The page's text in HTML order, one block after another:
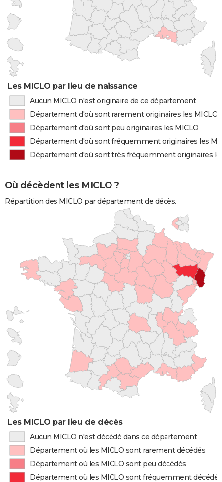
Les MICLO par lieu de naissance
Aucun MICLO n'est originaire de ce département
Département d'où sont rarement originaires les MICLO
Département d'où sont peu originaires les MICLO
Département d'où sont fréquemment originaires les
Département d'où sont très fréquemment originaires
Où décèdent les MICLO ?
Répartition des MICLO par département de décès.
Les MICLO par lieu de décès
Aucun MICLO n'est décédé dans ce département
Département où les MICLO sont rarement décédés
Département où les MICLO sont peu décédés
Département où les MICLO sont fréquemment décédés